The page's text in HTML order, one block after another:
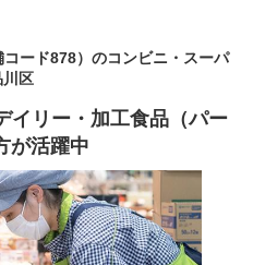
ード878）のコンビニ・スーパ
川区
イリー・加工食品（パー
が活躍中